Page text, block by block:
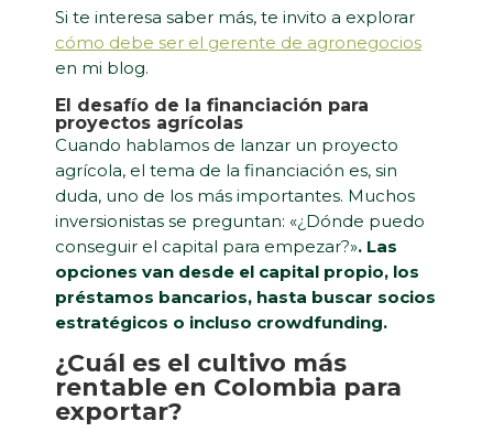
Si te interesa saber más, te invito a explorar
cómo debe ser el gerente de agronegocios
en mi blog.
El desafío de la financiación para
proyectos agrícolas
Cuando hablamos de lanzar un proyecto
agrícola, el tema de la financiación es, sin
duda, uno de los más importantes. Muchos
inversionistas se preguntan: «¿Dónde puedo
conseguir el capital para empezar?». Las
opciones van desde el capital propio, los
préstamos bancarios, hasta buscar socios
estratégicos o incluso crowdfunding.
¿Cuál es el cultivo más
rentable en Colombia para
exportar?